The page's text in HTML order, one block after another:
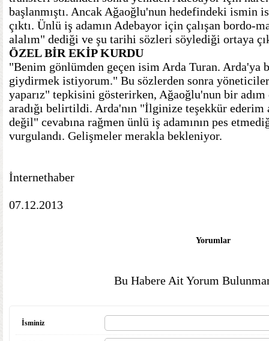
başlanmıştı. Ancak Ağaoğlu'nun hedefindeki ismin
çıktı. Ünlü iş adamın Adebayor için çalışan bordo-
alalım" dediği ve şu tarihi sözleri söylediği ortaya
ÖZEL BİR EKİP KURDU
"Benim gönlümden geçen isim Arda Turan. Arda'ya
giydirmek istiyorum." Bu sözlerden sonra
yaparız" tepkisini gösterirken, Ağaoğlu'nun bir adım
aradığı belirtildi. Arda'nın "İlginize teşekkür ederim
değil" cevabına rağmen ünlü iş adamının pes
vurgulandı. Gelişmeler merakla bekleniyor.
İnternethaber
07.12.2013
Yorumlar
Bu Habere Ait Yorum
İsminiz